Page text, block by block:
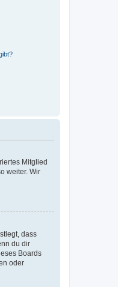
Mitglied
weiter. Wir
dass
du dir
Boards
oder